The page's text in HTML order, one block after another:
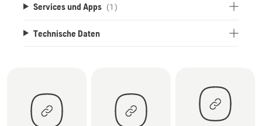
Services und Apps (1)
Technische Daten